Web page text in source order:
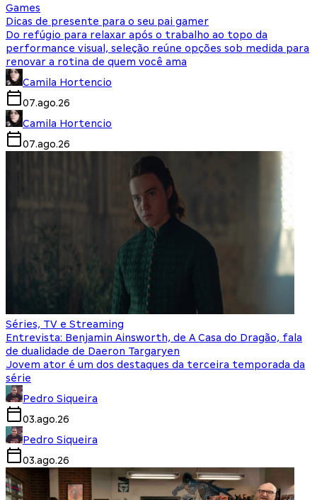
Games
Dicas de presente para o seu pai gamer
Do refúgio para relaxar após o trabalho ao topo da
performance visual, seleção reúne opções sob medida para
renovar a rotina de quem você ama
Camila Hortencio
07.ago.26
Camila Hortencio
07.ago.26
Séries, TV e Streaming
Entrevista: Benjamin Ainsworth, de A Casa do Dragão, fala
de dualidade de Daeron Targaryen
Jovem ator é um dos destaques da terceira temporada da
série
Pedro Siqueira
03.ago.26
Pedro Siqueira
03.ago.26